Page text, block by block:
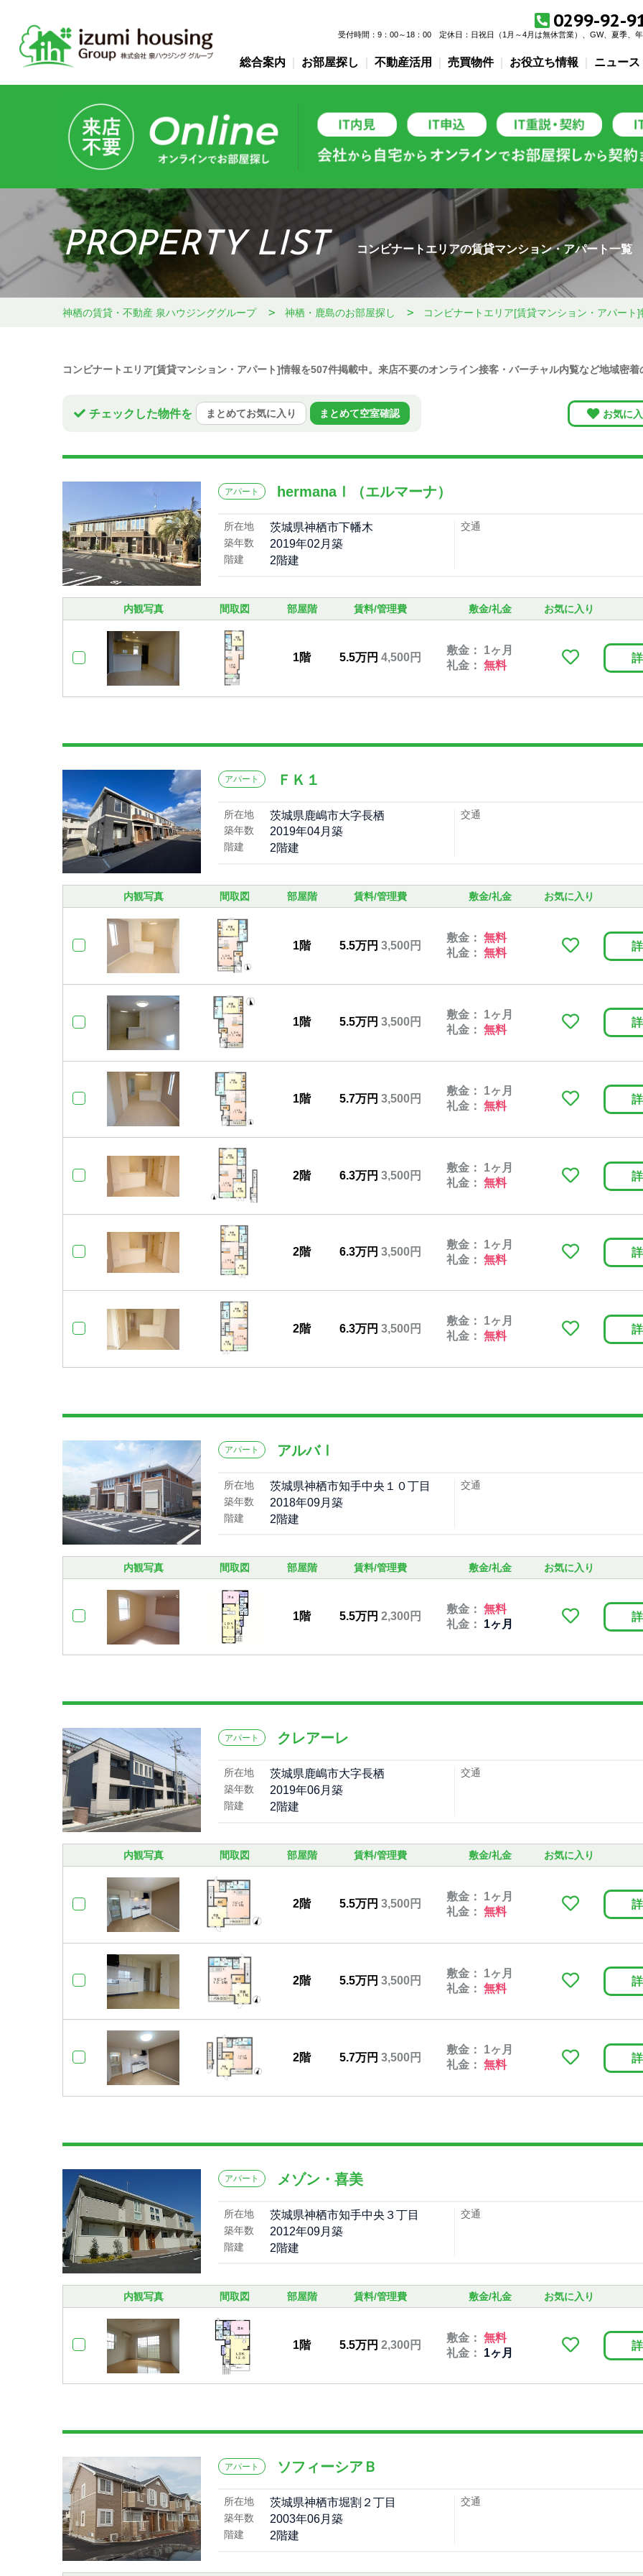
0299-92-
受付時間：9：00～18：00定休日： 日祝日（1月～4月は無休営業）、GW、夏季、
総合案内 お部屋探し 不動産活用 売買物件 お役立ち情報 ニュース
PROPERTY LIST コンビナートエリアの賃貸マンション・アパート一覧
神栖の賃貸・不動産 泉ハウジンググループ 神栖・鹿島のお部屋探し コンビナートエリア[賃貸マンション・アパート
コンビナートエリア[賃貸マンション・アパート]情報を507件掲載中。来店不要のオンライン接客・バーチャル内覧など地域密
チェックした物件を まとめてお気に入り まとめて空室確認 お気に
アパート hermanaⅠ（エルマーナ）
所在地 茨城県神栖市下幡木
築年数 2019年02月築
階建 2階建
交通
内観写真 間取図 部屋階 賃料/管理費 敷金/礼金 お気に入り
1階 5.5万円 4,500円
敷金： 1ヶ月
礼金： 無料
アパート ＦＫ１
所在地 茨城県鹿嶋市大字長栖
築年数 2019年04月築
階建 2階建
交通
内観写真 間取図 部屋階 賃料/管理費 敷金/礼金 お気に入り
1階 5.5万円 3,500円
敷金： 無料
礼金： 無料
1階 5.5万円 3,500円
敷金： 1ヶ月
礼金： 無料
1階 5.7万円 3,500円
敷金： 1ヶ月
礼金： 無料
2階 6.3万円 3,500円
敷金： 1ヶ月
礼金： 無料
2階 6.3万円 3,500円
敷金： 1ヶ月
礼金： 無料
2階 6.3万円 3,500円
敷金： 1ヶ月
礼金： 無料
アパート アルバⅠ
所在地 茨城県神栖市知手中央１０丁目
築年数 2018年09月築
階建 2階建
交通
内観写真 間取図 部屋階 賃料/管理費 敷金/礼金 お気に入り
1階 5.5万円 2,300円
敷金： 無料
礼金： 1ヶ月
アパート クレアーレ
所在地 茨城県鹿嶋市大字長栖
築年数 2019年06月築
階建 2階建
交通
内観写真 間取図 部屋階 賃料/管理費 敷金/礼金 お気に入り
2階 5.5万円 3,500円
敷金： 1ヶ月
礼金： 無料
2階 5.5万円 3,500円
敷金： 1ヶ月
礼金： 無料
2階 5.7万円 3,500円
敷金： 1ヶ月
礼金： 無料
アパート メゾン・喜美
所在地 茨城県神栖市知手中央３丁目
築年数 2012年09月築
階建 2階建
交通
内観写真 間取図 部屋階 賃料/管理費 敷金/礼金 お気に入り
1階 5.5万円 2,300円
敷金： 無料
礼金： 1ヶ月
アパート ソフィーシアＢ
所在地 茨城県神栖市堀割２丁目
築年数 2003年06月築
階建 2階建
交通